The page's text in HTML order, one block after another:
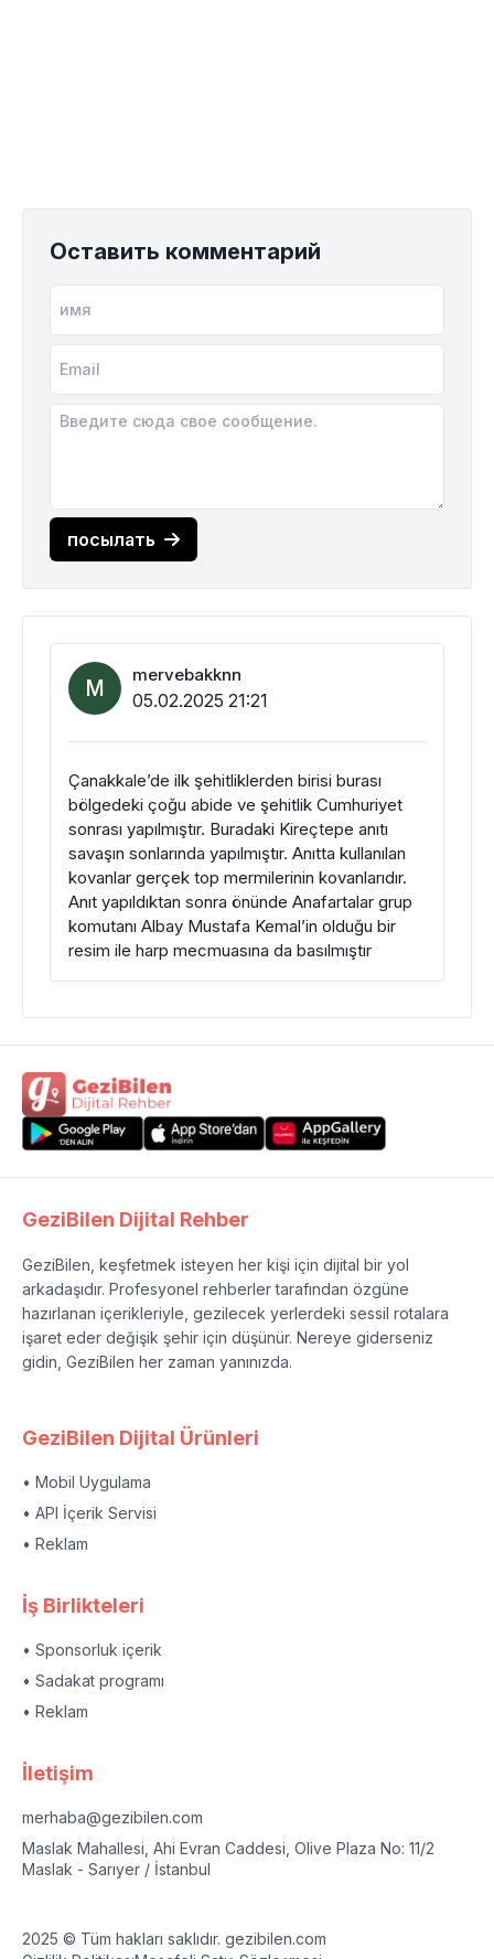
Оставить комментарий
посылать
M mervebakknn
05.02.2025 21:21
Çanakkale’de ilk şehitliklerden birisi burası
bölgedeki çoğu abide ve şehitlik Cumhuriyet
sonrası yapılmıştır. Buradaki Kireçtepe anıtı
savaşın sonlarında yapılmıştır. Anıtta kullanılan
kovanlar gerçek top mermilerinin kovanlarıdır.
Anıt yapıldıktan sonra önünde Anafartalar grup
komutanı Albay Mustafa Kemal’in olduğu bir
resim ile harp mecmuasına da basılmıştır
GeziBilen Dijital Rehber
GeziBilen, keşfetmek isteyen her kişi için dijital bir yol
arkadaşıdır. Profesyonel rehberler tarafından özgüne
hazırlanan içerikleriyle, gezilecek yerlerdeki sessil rotalara
işaret eder değişik şehir için düşünür. Nereye giderseniz
gidin, GeziBilen her zaman yanınızda.
GeziBilen Dijital Ürünleri
• Mobil Uygulama
• API İçerik Servisi
• Reklam
İş Birlikteleri
• Sponsorluk içerik
• Sadakat programı
• Reklam
İletişim
merhaba@gezibilen.com
Maslak Mahallesi, Ahi Evran Caddesi, Olive Plaza No: 11/2
Maslak - Sarıyer / İstanbul
2025 © Tüm hakları saklıdır. gezibilen.com